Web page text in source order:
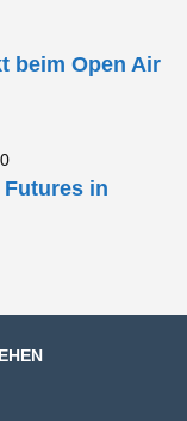
beim Open Air
in